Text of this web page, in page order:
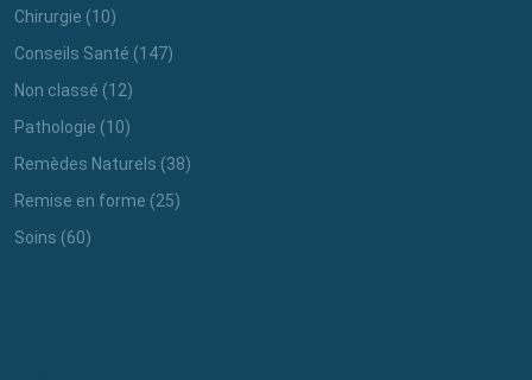
Chirurgie (10)
Conseils Santé (147)
Non classé (12)
Pathologie (10)
Remèdes Naturels (38)
Remise en forme (25)
Soins (60)